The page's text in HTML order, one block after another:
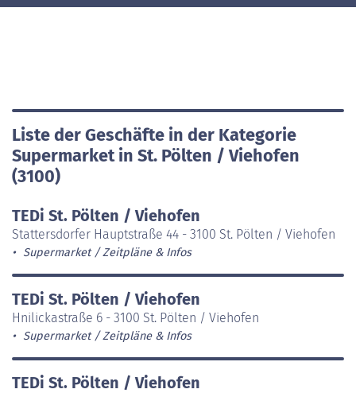
Liste der Geschäfte in der Kategorie
Supermarket in St. Pölten / Viehofen
(3100)
TEDi St. Pölten / Viehofen
Stattersdorfer Hauptstraße 44 - 3100 St. Pölten / Viehofen
Supermarket Zeitpläne & Infos
TEDi St. Pölten / Viehofen
Hnilickastraße 6 - 3100 St. Pölten / Viehofen
Supermarket Zeitpläne & Infos
TEDi St. Pölten / Viehofen